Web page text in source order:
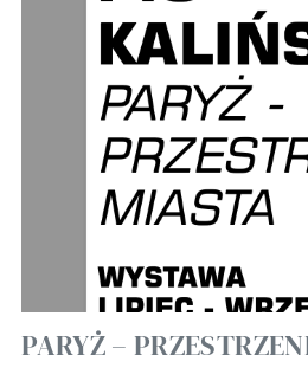
PARYŻ –